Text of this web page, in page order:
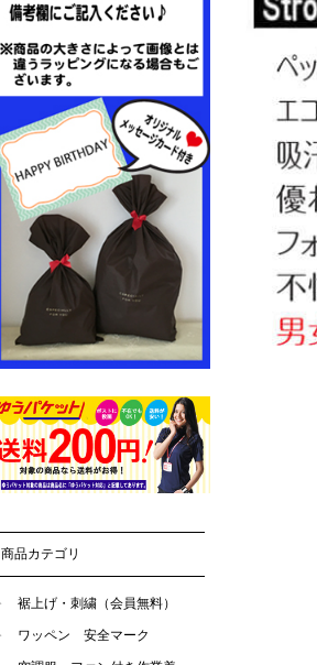
商品カテゴリ
裾上げ・刺繍（会員無料）
ワッペン 安全マーク